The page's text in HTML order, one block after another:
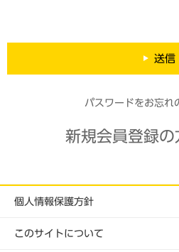
送信
パスワードをお忘れ
新規会員登録の
個人情報保護方針
このサイトについて